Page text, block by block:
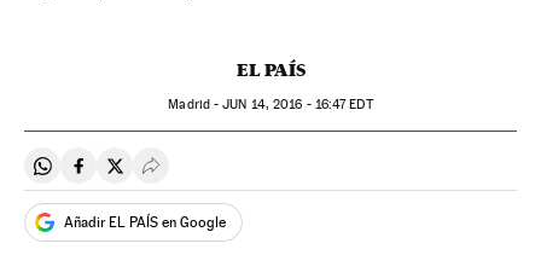
EL PAÍS
Madrid -JUN 14, 2016 - 16:47EDT
Compartir en Whatsapp
Compartir en Facebook
Compartir en Twitter
Desplegar Redes Sociales
Añadir EL PAÍS en Google